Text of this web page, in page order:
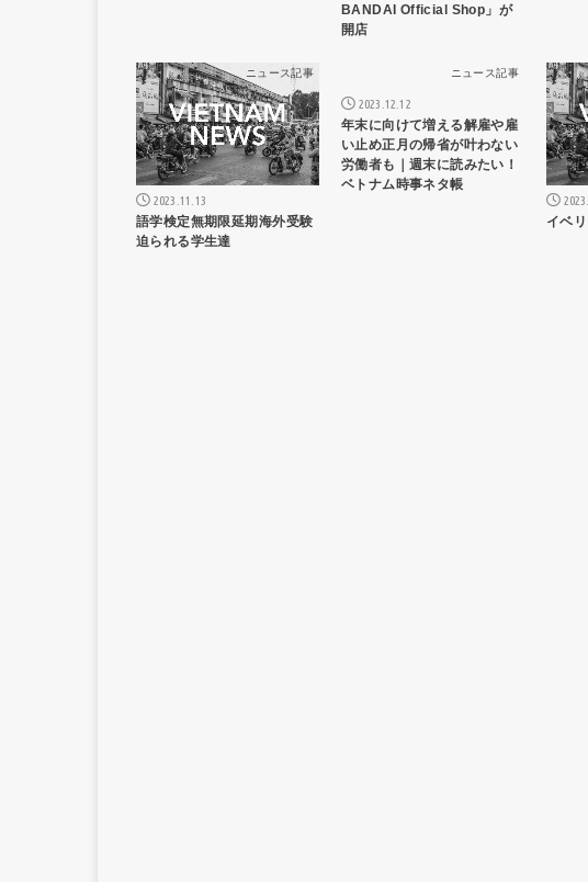
BANDAI Official Shop」が
開店
ニュース記事
2023.11.13
語学検定無期限延期海外受験
迫られる学生達
ニュース記事
2023.12.12
年末に向けて増える解雇や雇
い止め正月の帰省が叶わない
労働者も｜週末に読みたい！
ベトナム時事ネタ帳
イベ